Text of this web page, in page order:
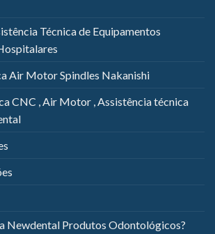
Técnica de Equipamentos
Air Motor Spindles Nakanishi
CNC , Air Motor , Assistência técnica
Newdental Produtos Odontológicos?